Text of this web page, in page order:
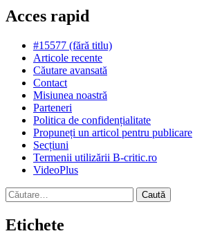
Acces rapid
#15577 (fără titlu)
Articole recente
Căutare avansată
Contact
Misiunea noastră
Parteneri
Politica de confidențialitate
Propuneți un articol pentru publicare
Secțiuni
Termenii utilizării B-critic.ro
VideoPlus
Caută
după:
Etichete